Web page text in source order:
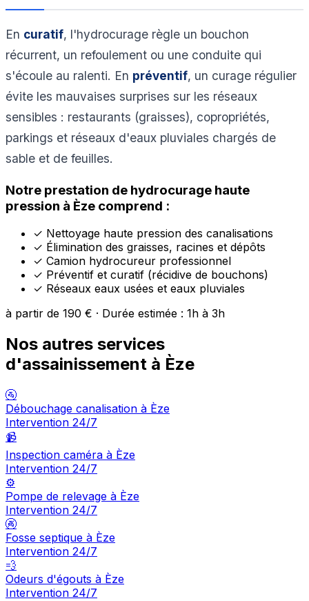
En curatif, l'hydrocurage règle un bouchon
récurrent, un refoulement ou une conduite qui
s'écoule au ralenti. En préventif, un curage régulier
évite les mauvaises surprises sur les réseaux
sensibles : restaurants (graisses), copropriétés,
parkings et réseaux d'eaux pluviales chargés de
sable et de feuilles.
Notre prestation de hydrocurage haute
pression à Èze comprend :
✓ Nettoyage haute pression des canalisations
✓ Élimination des graisses, racines et dépôts
✓ Camion hydrocureur professionnel
✓ Préventif et curatif (récidive de bouchons)
✓ Réseaux eaux usées et eaux pluviales
à partir de 190 € · Durée estimée : 1h à 3h
Nos autres services
d'assainissement à Èze
🚰
Débouchage canalisation à Èze
Intervention 24/7
📹
Inspection caméra à Èze
Intervention 24/7
⚙️
Pompe de relevage à Èze
Intervention 24/7
🚱
Fosse septique à Èze
Intervention 24/7
💨
Odeurs d'égouts à Èze
Intervention 24/7